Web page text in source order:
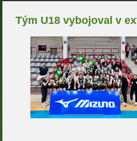
Tým U18 vybojoval v